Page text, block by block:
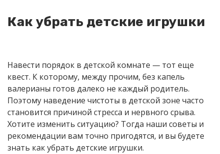
Как убрать детские игрушки
Навести порядок в детской комнате — тот еще
квест. К которому, между прочим, без капель
валерианы готов далеко не каждый родитель.
Поэтому наведение чистоты в детской зоне часто
становится причиной стресса и нервного срыва.
Хотите изменить ситуацию? Тогда наши советы и
рекомендации вам точно пригодятся, и вы будете
знать как убрать детские игрушки.